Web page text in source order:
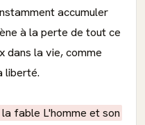
accumuler
à la perte de tout ce
dans la vie, comme
liberté.
fable L'homme et son